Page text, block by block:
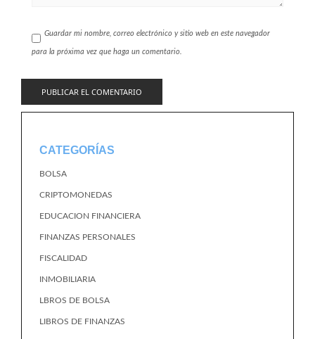
Guardar mi nombre, correo electrónico y sitio web en este navegador
para la próxima vez que haga un comentario.
CATEGORÍAS
BOLSA
CRIPTOMONEDAS
EDUCACION FINANCIERA
FINANZAS PERSONALES
FISCALIDAD
INMOBILIARIA
LBROS DE BOLSA
LIBROS DE FINANZAS